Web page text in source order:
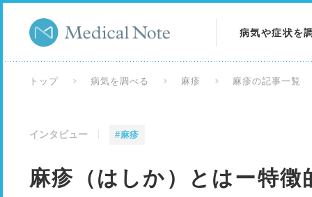
病気や症状を
トップ 病気を調べる 麻疹 麻疹の記事一覧
インタビュー #麻疹
麻疹（はしか）とはー特